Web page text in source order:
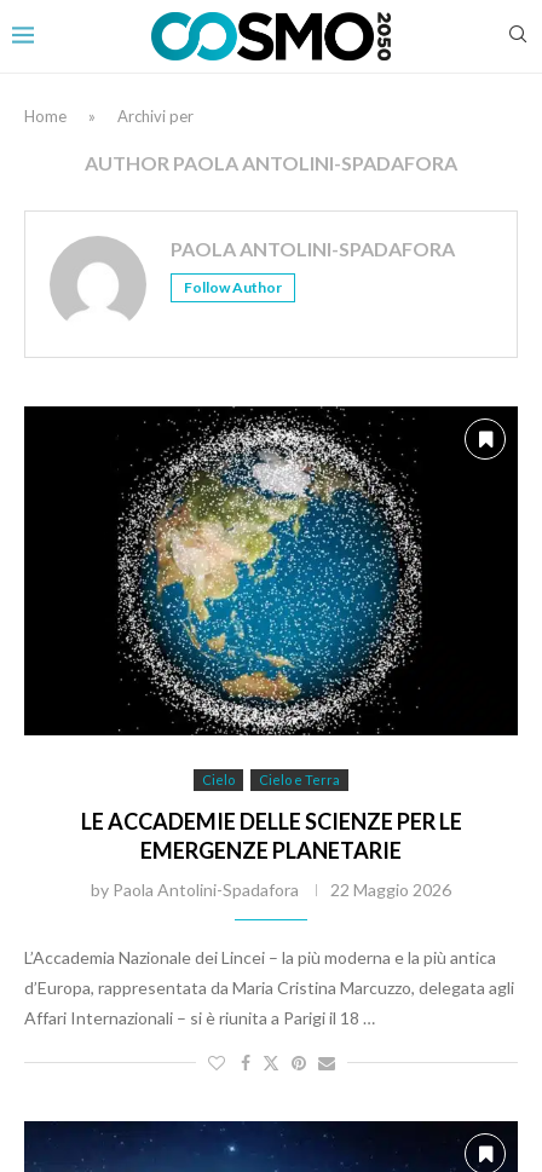
Home » Archivi per
AUTHOR PAOLA ANTOLINI-SPADAFORA
PAOLA ANTOLINI-SPADAFORA
Follow Author
Cielo Cielo e Terra
LE ACCADEMIE DELLE SCIENZE PER LE
EMERGENZE PLANETARIE
by Paola Antolini-Spadafora 22 Maggio 2026
L’Accademia Nazionale dei Lincei – la più moderna e la più antica
d’Europa, rappresentata da Maria Cristina Marcuzzo, delegata agli
Affari Internazionali – si è riunita a Parigi il 18 …